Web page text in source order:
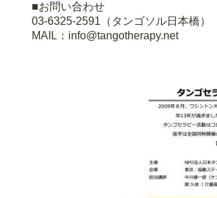
■お問い合わせ
03-6325-2591（タンゴソル日本橋）
MAIL：info@tangotherapy.net